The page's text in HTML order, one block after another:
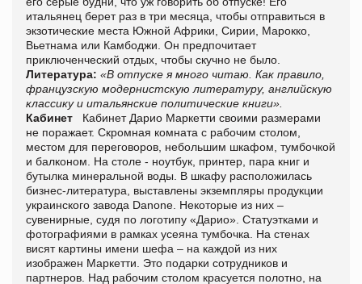
итальянец берет раз в три месяца, чтобы отправиться в
экзотические места Южной Африки, Сирии, Марокко,
Вьетнама или Камбоджи. Он предпочитает
приключенческий отдых, чтобы скучно не было.
Литература: «В отпуске я много читаю. Как правило,
французскую модернистскую литературу, английскую
классику и итальянские политические книги».
Кабинет
Кабинет Дарио Маркетти своими размерами
не поражает. Скромная комната с рабочим столом,
местом для переговоров, небольшим шкафом, тумбочкой
и балконом. На столе - ноутбук, принтер, пара книг и
бутылка минеральной воды. В шкафу расположилась
бизнес-литература, выставлены экземпляры продукции
украинского завода Danone. Некоторые из них –
сувенирные, судя по логотипу «Дарио». Статуэтками и
фотографиями в рамках усеяна тумбочка. На стенах
висят картины имени шефа – на каждой из них
изображен Маркетти. Это подарки сотрудников и
партнеров. Над рабочим столом красуется полотно, на